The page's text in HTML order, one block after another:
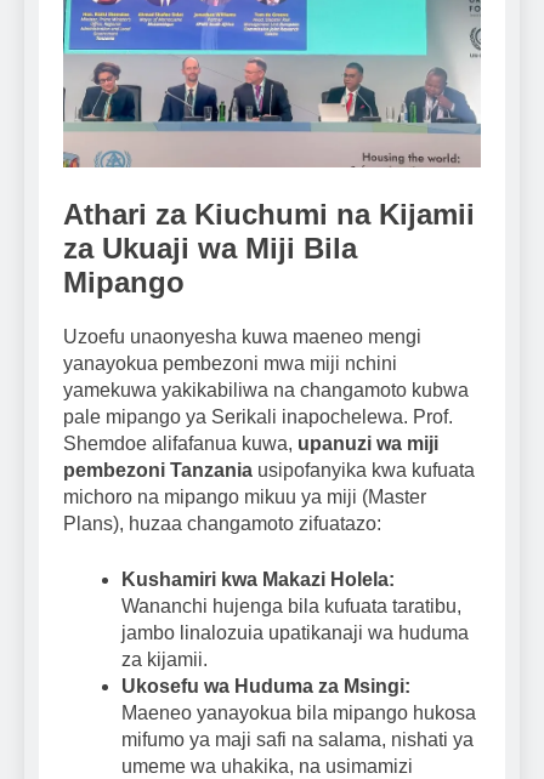
Athari za Kiuchumi na Kijamii
za Ukuaji wa Miji Bila
Mipango
Uzoefu unaonyesha kuwa maeneo mengi
yanayokua pembezoni mwa miji nchini
yamekuwa yakikabiliwa na changamoto kubwa
pale mipango ya Serikali inapochelewa. Prof.
Shemdoe alifafanua kuwa, upanuzi wa miji
pembezoni Tanzania usipofanyika kwa kufuata
michoro na mipango mikuu ya miji (Master
Plans), huzaa changamoto zifuatazo:
Kushamiri kwa Makazi Holela:
Wananchi hujenga bila kufuata taratibu,
jambo linalozuia upatikanaji wa huduma
za kijamii.
Ukosefu wa Huduma za Msingi:
Maeneo yanayokua bila mipango hukosa
mifumo ya maji safi na salama, nishati ya
umeme wa uhakika, na usimamizi